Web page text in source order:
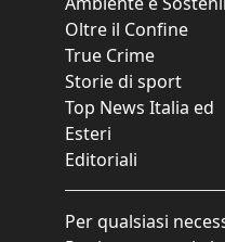
Oltre il Confine
True Crime
Storie di sport
Top News Italia ed
Esteri
Editoriali
Per qualsiasi